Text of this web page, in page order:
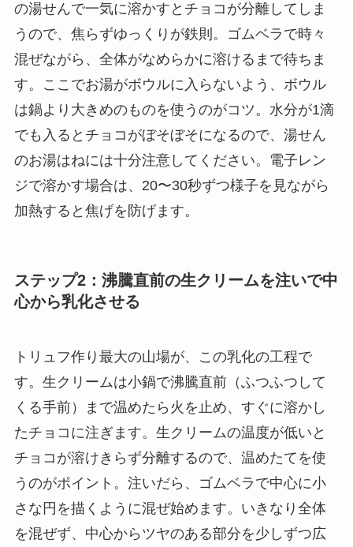
の湯せんで一気に溶かすとチョコが分離してしま
うので、焦らずゆっくりが鉄則。ゴムベラで時々
混ぜながら、全体がなめらかに溶けるまで待ちま
す。ここでお湯がボウルに入らないよう、ボウル
は鍋より大きめのものを使うのがコツ。水分が1滴
でも入るとチョコがぼそぼそになるので、湯せん
のお湯はねには十分注意してください。電子レン
ジで溶かす場合は、20〜30秒ずつ様子を見ながら
加熱すると焦げを防げます。
ステップ2：沸騰直前の生クリームを注いで中
心から乳化させる
トリュフ作り最大の山場が、この乳化の工程で
す。生クリームは小鍋で沸騰直前（ふつふつして
くる手前）まで温めたら火を止め、すぐに溶かし
たチョコに注ぎます。生クリームの温度が低いと
チョコが溶けきらず分離するので、温めたてを使
うのがポイント。注いだら、ゴムベラで中心に小
さな円を描くように混ぜ始めます。いきなり全体
を混ぜず、中心からツヤのある部分を少しずつ広